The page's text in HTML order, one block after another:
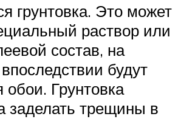
грунтовка. Это может
раствор или
состав, на
будут
обои. Грунтовка
заделать трещины в